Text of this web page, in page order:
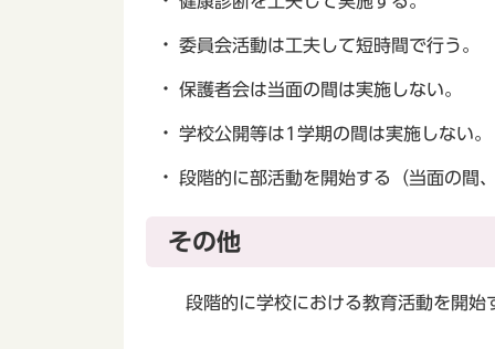
委員会活動は工夫して短時間で行う。
保護者会は当面の間は実施しない。
学校公開等は1学期の間は実施しない。
段階的に部活動を開始する（当面の間
その他
段階的に学校における教育活動を開始